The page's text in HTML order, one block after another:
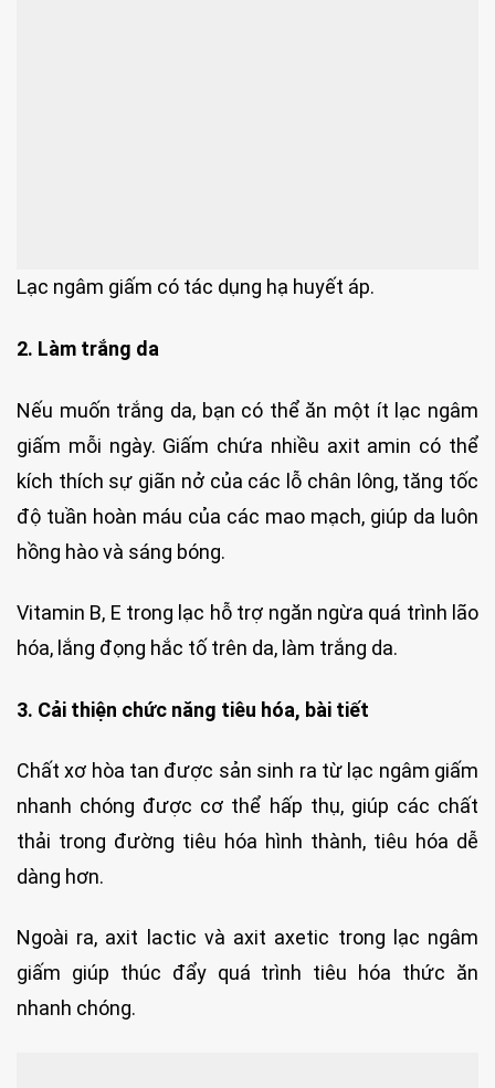
Lạc ngâm giấm có tác dụng hạ huyết áp.
2. Làm trắng da
Nếu muốn trắng da, bạn có thể ăn một ít lạc ngâm
giấm mỗi ngày. Giấm chứa nhiều axit amin có thể
kích thích sự giãn nở của các lỗ chân lông, tăng tốc
độ tuần hoàn máu của các mao mạch, giúp da luôn
hồng hào và sáng bóng.
Vitamin B, E trong lạc hỗ trợ ngăn ngừa quá trình lão
hóa, lắng đọng hắc tố trên da, làm trắng da.
3. Cải thiện chức năng tiêu hóa, bài tiết
Chất xơ hòa tan được sản sinh ra từ lạc ngâm giấm
nhanh chóng được cơ thể hấp thụ, giúp các chất
thải trong đường tiêu hóa hình thành, tiêu hóa dễ
dàng hơn.
Ngoài ra, axit lactic và axit axetic trong lạc ngâm
giấm giúp thúc đẩy quá trình tiêu hóa thức ăn
nhanh chóng.